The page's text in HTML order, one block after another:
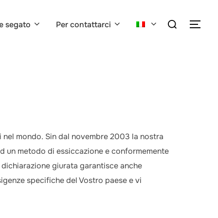
segato Per contattarci
Cerca
per:
mondo. Sin dal novembre 2003 la nostra
metodo di essiccazione e conformemente
giurata garantisce anche
specifiche del Vostro paese e vi